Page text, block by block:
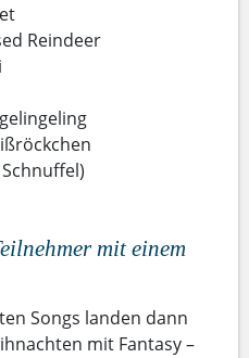
Reindeer
mit einem
Songs landen dann
mit Fantasy –